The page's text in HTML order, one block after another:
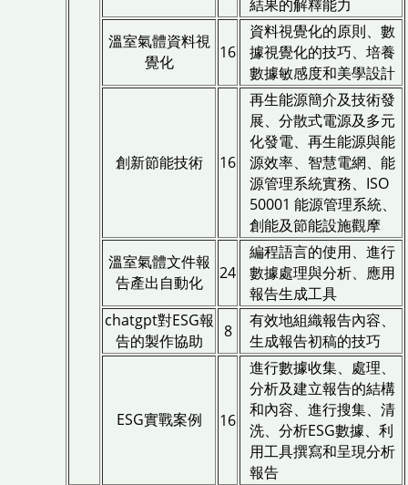
結果的解釋能力
溫室氣體資料視
覺化
16
資料視覺化的原則、數
據視覺化的技巧、培養
數據敏感度和美學設計
創新節能技術 16
再生能源簡介及技術發
展、分散式電源及多元
化發電、再生能源與能
源效率、智慧電網、能
源管理系統實務、ISO
50001 能源管理系統、
創能及節能設施觀摩
溫室氣體文件報
告產出自動化
24
編程語言的使用、進行
數據處理與分析、應用
報告生成工具
chatgpt對ESG報
告的製作協助
8
有效地組織報告內容、
生成報告初稿的技巧
ESG實戰案例 16
進行數據收集、處理、
分析及建立報告的結構
和內容、進行搜集、清
洗、分析ESG數據、利
用工具撰寫和呈現分析
報告